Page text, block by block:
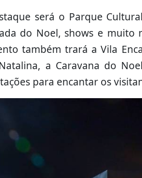
será o Parque
do Noel, shows e muito
também trará a Vila
a Caravana do
para encantar os